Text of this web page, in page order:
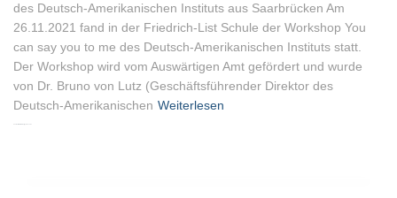
des Deutsch-Amerikanischen Instituts aus Saarbrücken Am
26.11.2021 fand in der Friedrich-List Schule der Workshop You
can say you to me des Deutsch-Amerikanischen Instituts statt.
Der Workshop wird vom Auswärtigen Amt gefördert und wurde
von Dr. Bruno von Lutz (Geschäftsführender Direktor des
Deutsch-Amerikanischen Weiterlesen